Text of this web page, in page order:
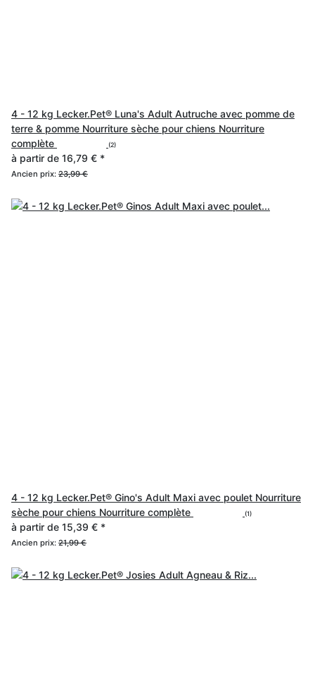
4 - 12 kg Lecker.Pet® Luna's Adult Autruche avec pomme de
terre & pomme Nourriture sèche pour chiens Nourriture
complète
(2)
à partir de 16,79 € *
Ancien prix: 23,99 €
4 - 12 kg Lecker.Pet® Gino's Adult Maxi avec poulet Nourriture
sèche pour chiens Nourriture complète
(1)
à partir de 15,39 € *
Ancien prix: 21,99 €